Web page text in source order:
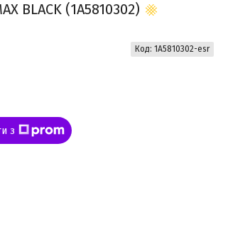
BLACK (1A5810302)
Код: 1A5810302-esr
з